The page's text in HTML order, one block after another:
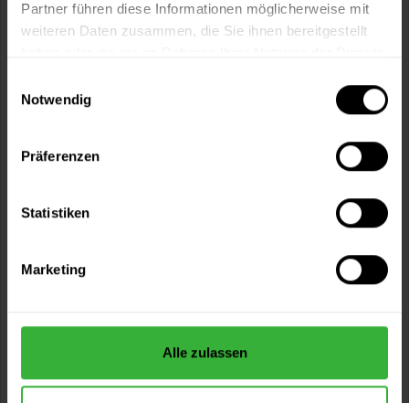
Partner führen diese Informationen möglicherweise mit
weiteren Daten zusammen, die Sie ihnen bereitgestellt
Notwendig
Präferenzen
Statistiken
Marketing
Alle zulassen
Merken Fragen zum Artikel?
Sie möchten eine größere Menge kaufen
Kostenloser Versand ab 60 EUR